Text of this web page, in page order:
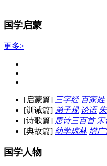
国学启蒙
更多>
[启蒙篇] 三字经 百家姓
[训诫篇] 弟子规 论语
[诗歌篇] 唐诗三百首
[典故篇] 幼学琼林 增广
国学人物